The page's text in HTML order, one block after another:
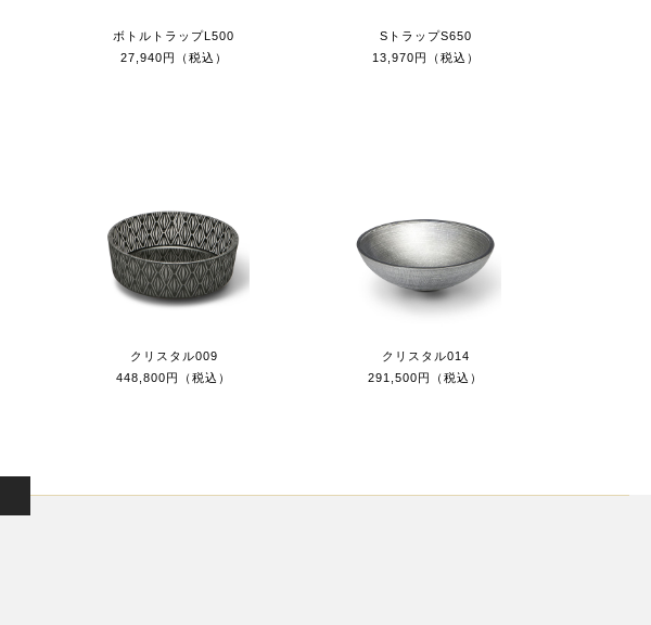
ボトルトラップL500
27,940円（税込）
SトラップS650
13,970円（税込）
クリスタル009
448,800円（税込）
クリスタル014
291,500円（税込）